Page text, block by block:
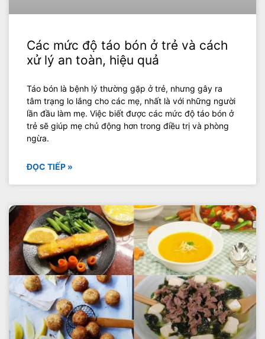
Các mức độ táo bón ở trẻ và cách
xử lý an toàn, hiệu quả
Táo bón là bệnh lý thường gặp ở trẻ, nhưng gây ra
tâm trạng lo lắng cho các mẹ, nhất là với những người
lần đầu làm mẹ. Việc biết được các mức độ táo bón ở
trẻ sẽ giúp mẹ chủ động hơn trong điều trị và phòng
ngừa.
ĐỌC TIẾP »